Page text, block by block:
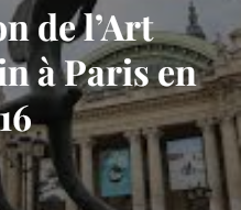
de l’Art
à Paris en